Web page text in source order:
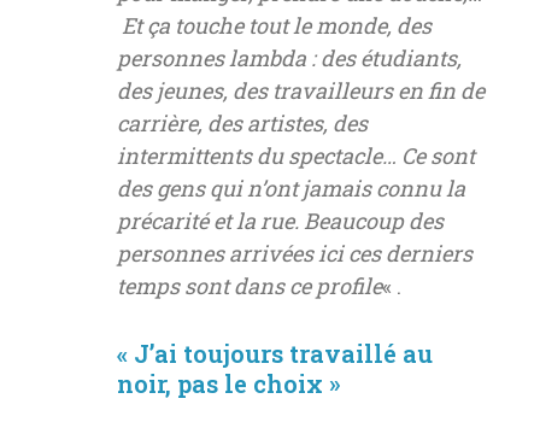
Et ça touche tout le monde, des
personnes lambda : des étudiants,
des jeunes, des travailleurs en fin de
carrière, des artistes, des
intermittents du spectacle… Ce sont
des gens qui n’ont jamais connu la
précarité et la rue. Beaucoup des
personnes arrivées ici ces derniers
temps sont dans ce profile« .
« J’ai toujours travaillé au
noir, pas le choix »